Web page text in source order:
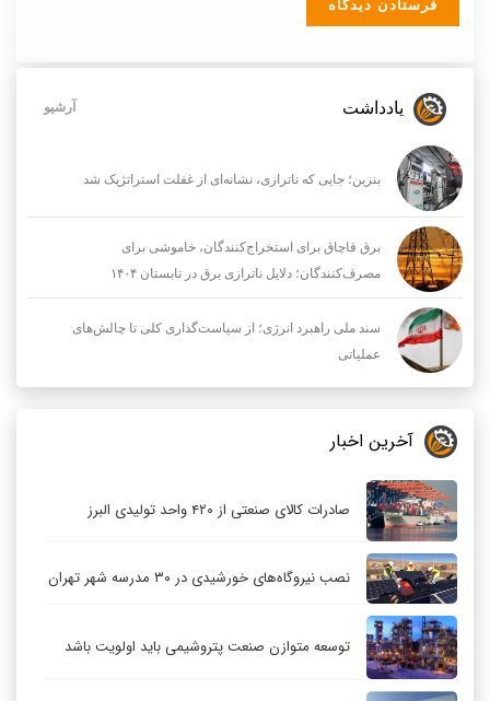
یادداشت آرشیو
بنزین؛ جایی که ناترازی، نشانه‌ای از غفلت استراتژیک شد
برق قاچاق برای استخراج‌کنندگان، خاموشی برای
مصرف‌کنندگان؛ دلایل ناترازی برق در تابستان ۱۴۰۴
سند ملی راهبرد انرژی؛ از سیاست‌گذاری کلی تا چالش‌های
عملیاتی
آخرین اخبار
صادرات کالای صنعتی از ۴۲۰ واحد تولیدی البرز
نصب نیروگاه‌های خورشیدی در ۳۰ مدرسه شهر تهران
توسعه متوازن صنعت پتروشیمی باید اولویت باشد